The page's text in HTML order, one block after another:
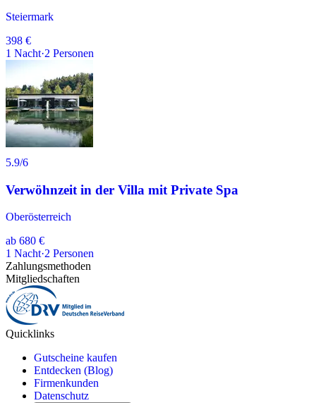
Steiermark
398 €
1 Nacht·2 Personen
5.9/6
Verwöhnzeit in der Villa mit Private Spa
Oberösterreich
ab 680 €
1 Nacht·2 Personen
Zahlungsmethoden
Mitgliedschaften
Quicklinks
Gutscheine kaufen
Entdecken (Blog)
Firmenkunden
Datenschutz